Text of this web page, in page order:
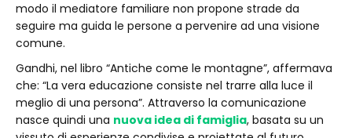
modo il mediatore familiare non propone strade da
seguire ma guida le persone a pervenire ad una visione
comune.
Gandhi, nel libro “Antiche come le montagne”, affermava
che: “La vera educazione consiste nel trarre alla luce il
meglio di una persona”. Attraverso la comunicazione
nasce quindi una nuova idea di famiglia, basata su un